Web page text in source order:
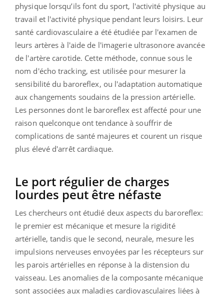
physique lorsqu’ils font du sport, l'activité physique au
travail et l'activité physique pendant leurs loisirs. Leur
santé cardiovasculaire a été étudiée par l'examen de
leurs artères à l'aide de l'imagerie ultrasonore avancée
de l'artère carotide. Cette méthode, connue sous le
nom d'écho tracking, est utilisée pour mesurer la
sensibilité du baroreflex, ou l'adaptation automatique
aux changements soudains de la pression artérielle.
Les personnes dont le baroreflex est affecté pour une
raison quelconque ont tendance à souffrir de
complications de santé majeures et courent un risque
plus élevé d'arrêt cardiaque.
Le port régulier de charges
lourdes peut être néfaste
Les chercheurs ont étudié deux aspects du baroreflex:
le premier est mécanique et mesure la rigidité
artérielle, tandis que le second, neurale, mesure les
impulsions nerveuses envoyées par les récepteurs sur
les parois artérielles en réponse à la distension du
vaisseau. Les anomalies de la composante mécanique
sont associées aux maladies cardiovasculaires liées à